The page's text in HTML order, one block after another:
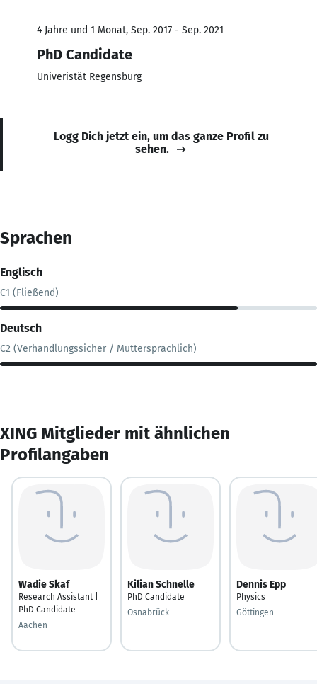
4 Jahre und 1 Monat, Sep. 2017 - Sep. 2021
PhD Candidate
Univeristät Regensburg
Logg Dich jetzt ein, um das ganze Profil zu
sehen.
Sprachen
Englisch
C1 (Fließend)
Deutsch
C2 (Verhandlungssicher / Muttersprachlich)
XING Mitglieder mit ähnlichen
Profilangaben
Wadie Skaf
Research Assistant |
PhD Candidate
Aachen
Kilian Schnelle
PhD Candidate
Osnabrück
Dennis Epp
Physics
Göttingen